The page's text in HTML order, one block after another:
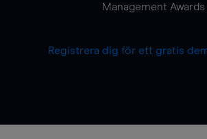
Management Awards
Registrera dig för ett gratis